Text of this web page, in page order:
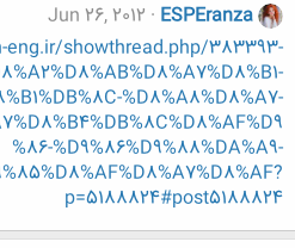
ESPEranza
Jun 26, 2012
showthread.php/383393-
%D8%A8%D8%A7-
%86-%D9%86%D9%88%DA%A9-
p=5188824#post5188824